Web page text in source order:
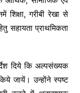
शिक्षा, गरीबी रेखा से
सहायता प्राथमिकता
दिये कि अल्पसंख्यक
जायें। उन्होंने स्पष्ट